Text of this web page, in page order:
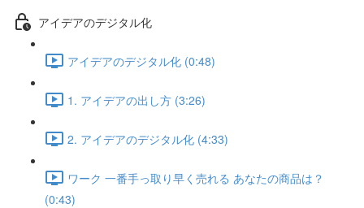
アイデアのデジタル化
アイデアのデジタル化 (0:48)
1. アイデアの出し方 (3:26)
2. アイデアのデジタル化 (4:33)
ワーク 一番手っ取り早く売れる あなたの商品は？
(0:43)